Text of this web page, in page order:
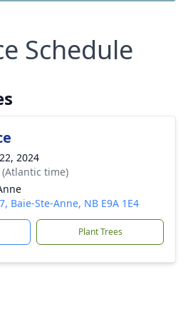
Schedule
2024
time)
Baie-Ste-Anne, NB E9A 1E4
Plant Trees